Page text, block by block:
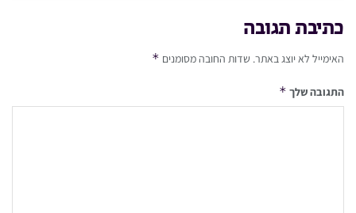
כתיבת תגובה
האימייל לא יוצג באתר. שדות החובה מסומנים *
התגובה שלך *